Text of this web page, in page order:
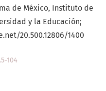
de México, Instituto de
y la Educación;
20.500.12806/1400
104